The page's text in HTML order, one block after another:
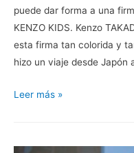
puede dar forma a una
KENZO KIDS. Kenzo
esta firma tan colorida y
hizo un viaje desde Japón
Kenzo
con
Leer más »